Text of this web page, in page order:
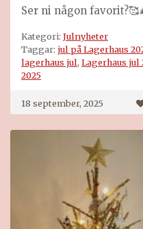
Ser ni någon
Kategori: Julnyheter
Taggar: jul på Lagerhaus
lagerhaus jul, Lagerhaus jul
2025
18 september, 2025